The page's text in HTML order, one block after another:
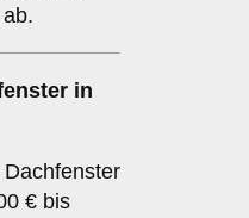
in
€ bis